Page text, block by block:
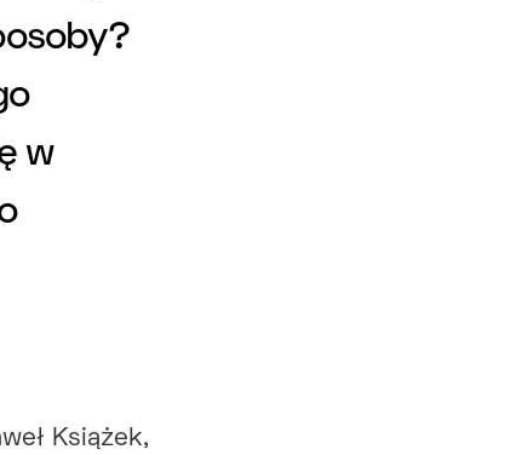
w
Książek,